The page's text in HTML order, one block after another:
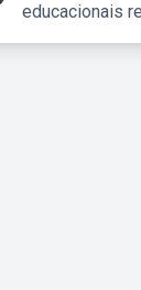
educacionais